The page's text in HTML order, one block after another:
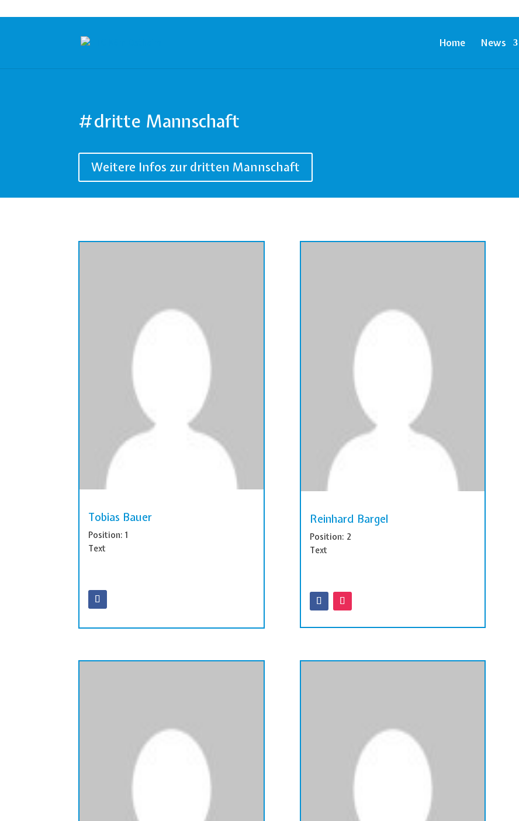
Home News
#dritte Mannschaft
Weitere Infos zur dritten Mannschaft
Tobias Bauer
Position: 1
Text
Reinhard Bargel
Position: 2
Text